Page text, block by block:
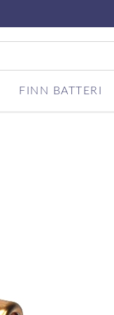
FINN BATTERI